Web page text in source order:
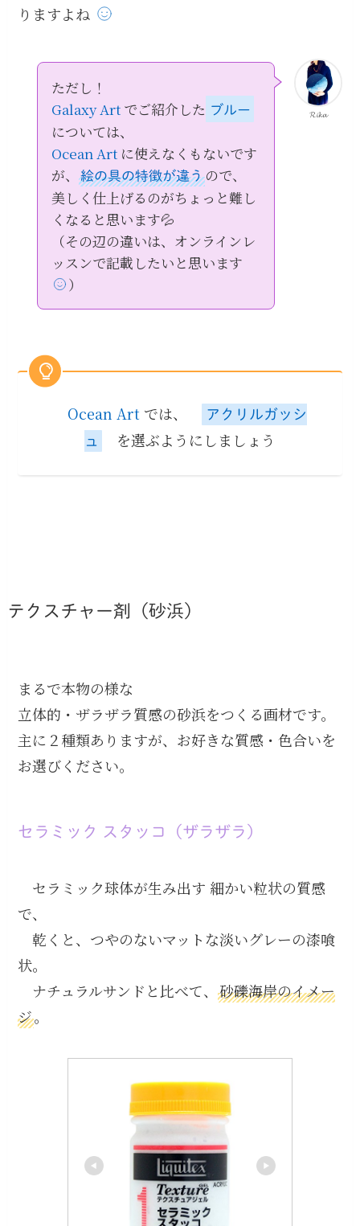
りますよね
𝓡𝓲𝓴𝓪
ただし！
Galaxy Art でご紹介した ブルー
については、
Ocean Art に使えなくもないです
が、絵の具の特徴が違う ので、
美しく仕上げるのがちょっと難し
くなると思います💦
（その辺の違いは、オンラインレ
ッスンで記載したいと思います
）
Ocean Art では、
アクリルガッシ
ュ
を選ぶようにしましょう
テクスチャー剤（砂浜）
まるで本物の様な
立体的・ザラザラ質感の砂浜をつくる画材です。
主に２種類ありますが、お好きな質感・色合いを
お選びください。
セラミック スタッコ（ザラザラ）
セラミック球体が生み出す 細かい粒状の質感
で、
乾くと、つやのないマットな淡いグレーの漆喰
状。
ナチュラルサンドと比べて、砂礫海岸のイメー
ジ。